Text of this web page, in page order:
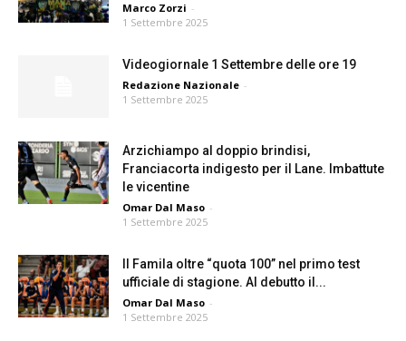
Marco Zorzi -
1 Settembre 2025
Videogiornale 1 Settembre delle ore 19
Redazione Nazionale -
1 Settembre 2025
Arzichiampo al doppio brindisi,
Franciacorta indigesto per il Lane. Imbattute
le vicentine
Omar Dal Maso -
1 Settembre 2025
Il Famila oltre “quota 100” nel primo test
ufficiale di stagione. Al debutto il...
Omar Dal Maso -
1 Settembre 2025